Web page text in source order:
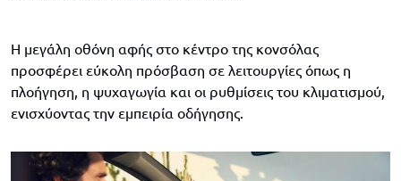
Η μεγάλη οθόνη αφής στο κέντρο της κονσόλας
προσφέρει εύκολη πρόσβαση σε λειτουργίες όπως η
πλοήγηση, η ψυχαγωγία και οι ρυθμίσεις του κλιματισμού,
ενισχύοντας την εμπειρία οδήγησης.